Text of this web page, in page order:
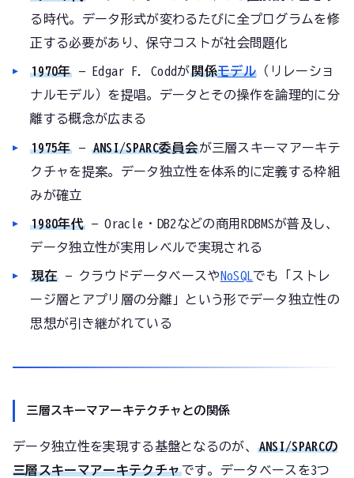
る時代。データ形式が変わるたびに全プログラムを修
正する必要があり、保守コストが社会問題化
1970年 — Edgar F. Coddが関係モデル （リレーショ
ナルモデル）を提唱。データとその操作を論理的に分
離する概念が広まる
1975年 —ANSI/SPARC委員会が三層スキーマアーキテ
クチャを提案。データ独立性を体系的に定義する枠組
みが確立
1980年代— Oracle・DB2などの商用RDBMSが普及し、
データ独立性が実用レベルで実現される
現在 — クラウドデータベースや NoSQLでも「ストレ
ージ層とアプリ層の分離」という形でデータ独立性の
思想が引き継がれている
三層スキーマアーキテクチャとの関係
データ独立性を実現する基盤となるのが、ANSI/SPARCの
三層スキーマアーキテクチャです。データベースを3つ